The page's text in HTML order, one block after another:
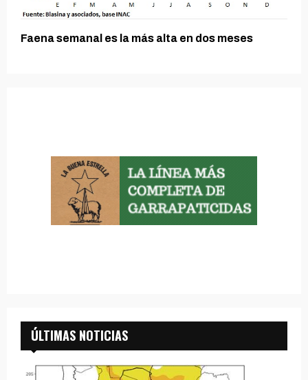
Faena semanal es la más alta en dos meses
ÚLTIMAS NOTICIAS